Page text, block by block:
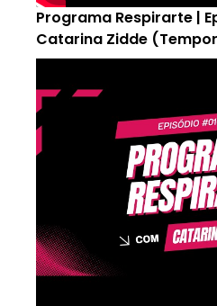
Programa Respirarte |
Catarina Zidde